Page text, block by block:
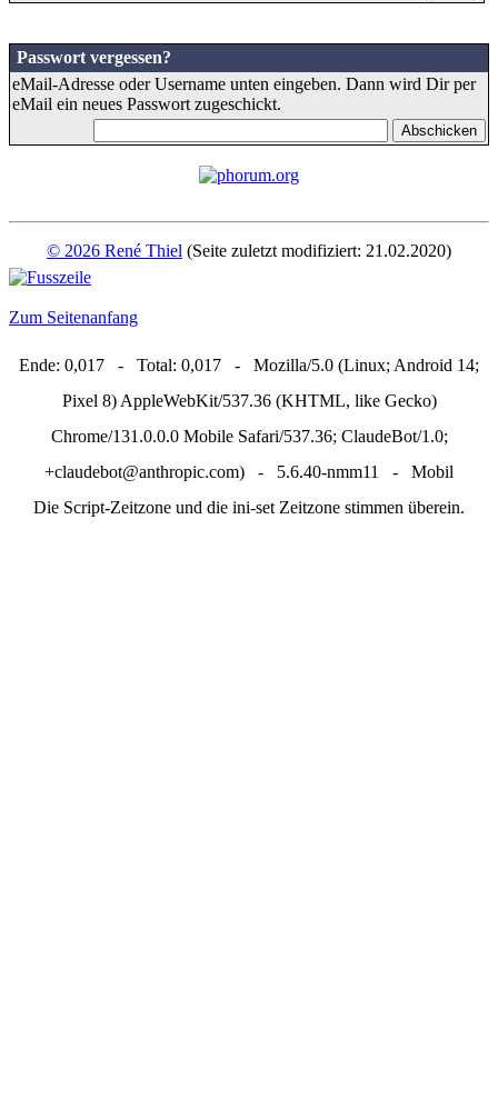
Passwort vergessen?
eMail-Adresse oder Username unten eingeben. Dann wird Dir per
eMail ein neues Passwort zugeschickt.
© 2026 René Thiel (Seite zuletzt modifiziert: 21.02.2020)
Zum Seitenanfang
Ende: 0,017 - Total: 0,017 - Mozilla/5.0 (Linux; Android 14;
Pixel 8) AppleWebKit/537.36 (KHTML, like Gecko)
Chrome/131.0.0.0 Mobile Safari/537.36; ClaudeBot/1.0;
+claudebot@anthropic.com) - 5.6.40-nmm11 - Mobil
Die Script-Zeitzone und die ini-set Zeitzone stimmen überein.